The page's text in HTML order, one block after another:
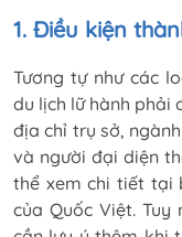
1. Điều kiện
Tương tự như các
du lịch lữ hành phải
địa chỉ trụ sở,
và người đại diện
thể xem chi tiết tại
của Quốc Việt.